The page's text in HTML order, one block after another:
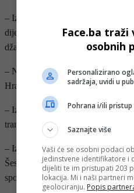
– Izgradnja Nulte transverzale na
dijela saobraćajnice i mosta na
džamije na Otoci do spoja sa
– Nastavak izgradnje Južne
Hrasnom do Alipašinog polja kod
– Izgradnja Sjeverne longitudinale
transverzale.
– Izgradnja tunela na Četvrtoj
Šestom transverzalom, kao i
spojiti sa Prvom transverzalom,
Face.ba
osobnih
Personalizirano
sadržaja, uvidi u
Pohrana i/ili
Saznajte više
Vaši će se osobni podaci
jedinstvene identifikatore i
dijeliti te im pristupati 203
lokacija. Mi i naši partneri
geolociranju. Popis